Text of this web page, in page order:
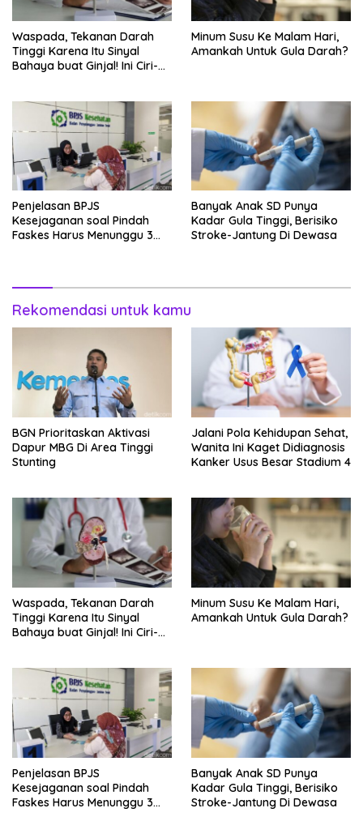
Waspada, Tekanan Darah
Tinggi Karena Itu Sinyal
Bahaya buat Ginjal! Ini Ciri-
Minum Susu Ke Malam Hari,
Amankah Untuk Gula Darah?
Penjelasan BPJS
Kesejaganan soal Pindah
Faskes Harus Menunggu 3
Banyak Anak SD Punya
Kadar Gula Tinggi, Berisiko
Stroke-Jantung Di Dewasa
Rekomendasi untuk kamu
BGN Prioritaskan Aktivasi
Dapur MBG Di Area Tinggi
Stunting
Jalani Pola Kehidupan Sehat,
Wanita Ini Kaget Didiagnosis
Kanker Usus Besar Stadium 4
Waspada, Tekanan Darah
Tinggi Karena Itu Sinyal
Bahaya buat Ginjal! Ini Ciri-
Minum Susu Ke Malam Hari,
Amankah Untuk Gula Darah?
Penjelasan BPJS
Kesejaganan soal Pindah
Faskes Harus Menunggu 3
Banyak Anak SD Punya
Kadar Gula Tinggi, Berisiko
Stroke-Jantung Di Dewasa